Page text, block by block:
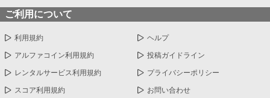
ご利用について
利用規約 ヘルプ
アルファコイン利用規約 投稿ガイドライン
レンタルサービス利用規約 プライバシーポリシー
スコア利用規約 お問い合わせ